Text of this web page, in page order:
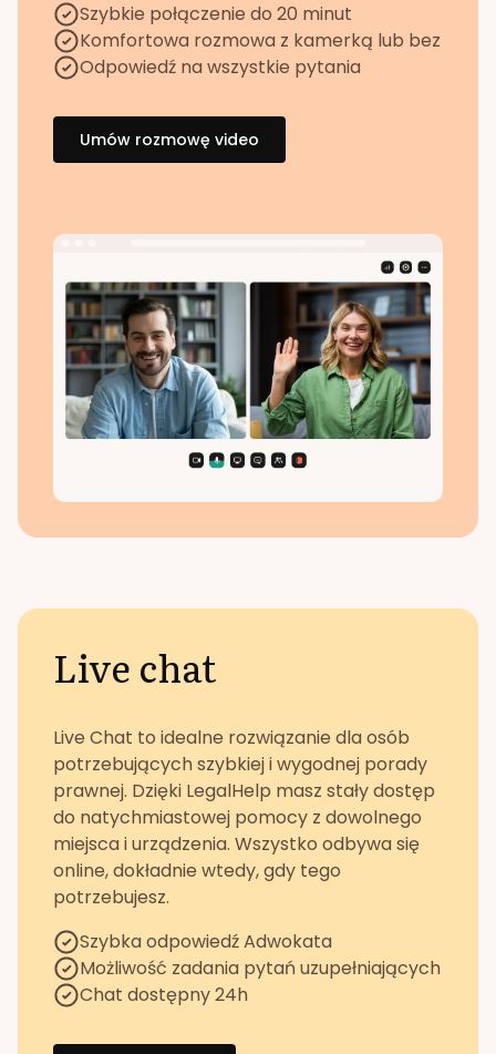
Szybkie połączenie do 20 minut
Komfortowa rozmowa z kamerką lub bez
Odpowiedź na wszystkie pytania
Umów rozmowę video
Live chat
Live Chat to idealne rozwiązanie dla osób
potrzebujących szybkiej i wygodnej porady
prawnej. Dzięki LegalHelp masz stały dostęp
do natychmiastowej pomocy z dowolnego
miejsca i urządzenia. Wszystko odbywa się
online, dokładnie wtedy, gdy tego
potrzebujesz.
Szybka odpowiedź Adwokata
Możliwość zadania pytań uzupełniających
Chat dostępny 24h